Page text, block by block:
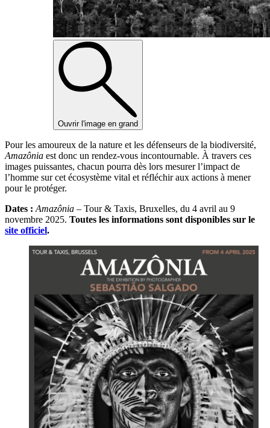
Ouvrir l'image en grand
Pour les amoureux de la nature et les défenseurs de la biodiversité,
Amazônia est donc un rendez-vous incontournable. À travers ces
images puissantes, chacun pourra dès lors mesurer l’impact de
l’homme sur cet écosystème vital et réfléchir aux actions à mener
pour le protéger.
Dates : Amazônia – Tour & Taxis, Bruxelles, du 4 avril au 9
novembre 2025. Toutes les informations sont disponibles sur le
site officiel.